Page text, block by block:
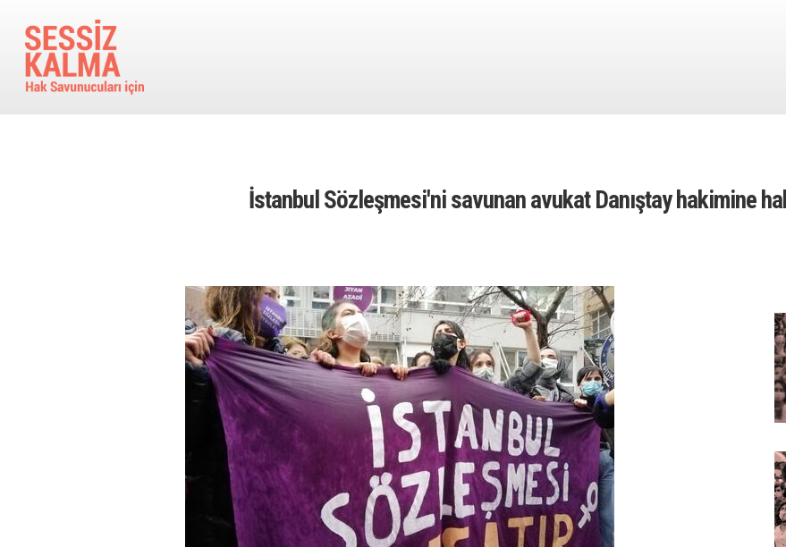
İstanbul Sözleşmesi'ni savunan avukat Danıştay hakimine
Image